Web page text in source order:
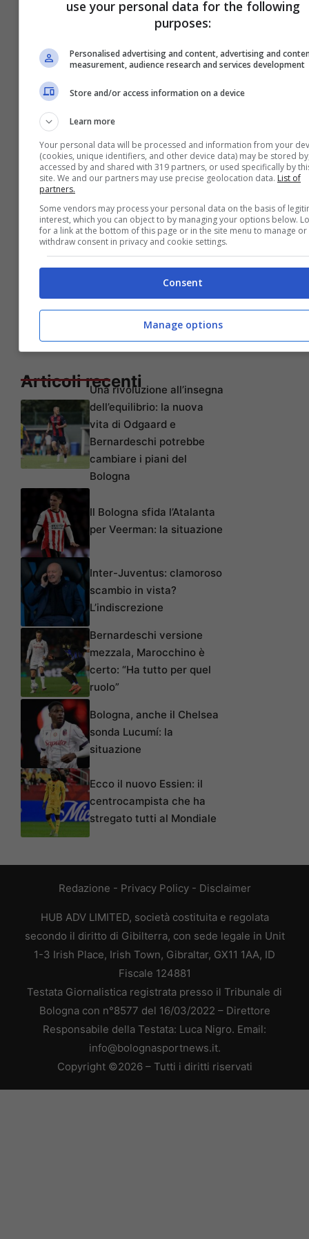
6 7,5
Totè 8 8 8
Sabatini
Articoli recentiUna rivoluzione all’insegna
dell’equilibrio: la nuova
vita di Odgaard e
Bernardeschi potrebbe
cambiare i piani del
Bologna
Il Bologna sfida l’Atalanta
per Veerman: la situazione
Inter-Juventus: clamoroso
scambio in vista?
L’indiscrezione
Bernardeschi versione
mezzala, Marocchino è
certo: “Ha tutto per quel
ruolo”
Bologna, anche il Chelsea
sonda Lucumí: la
situazione
Ecco il nuovo Essien: il
centrocampista che ha
stregato tutti al Mondiale
Redazione - Privacy Policy- Disclaimer
HUB ADV LIMITED, società costituita e regolata
secondo il diritto di Gibilterra, con sede legale in Unit
1-3 Irish Place, Irish Town, Gibraltar, GX11 1AA, ID
Fiscale 124881
Testata Giornalistica registrata presso il Tribunale di
Bologna con n°8577 del 16/03/2022 – Direttore
Responsabile della Testata: Luca Nigro. Email:
info@bolognasportnews.it.
Copyright ©2026 – Tutti i diritti riservati
use your personal data for the following
purposes:
Personalised advertising and content, advertising and
measurement, audience research and services development
Store and/or access information on a device
Learn more
Your personal data will be processed and information from your
(cookies, unique identifiers, and other device data) may be stored
accessed by and shared with 319 partners, or used specifically by
site. We and our partners may use precise geolocation data. List of
partners.
Some vendors may process your personal data on the basis of
interest, which you can object to by managing your options below.
for a link at the bottom of this page or in the site menu to manage or
withdraw consent in privacy and cookie settings.
Consent
Manage options